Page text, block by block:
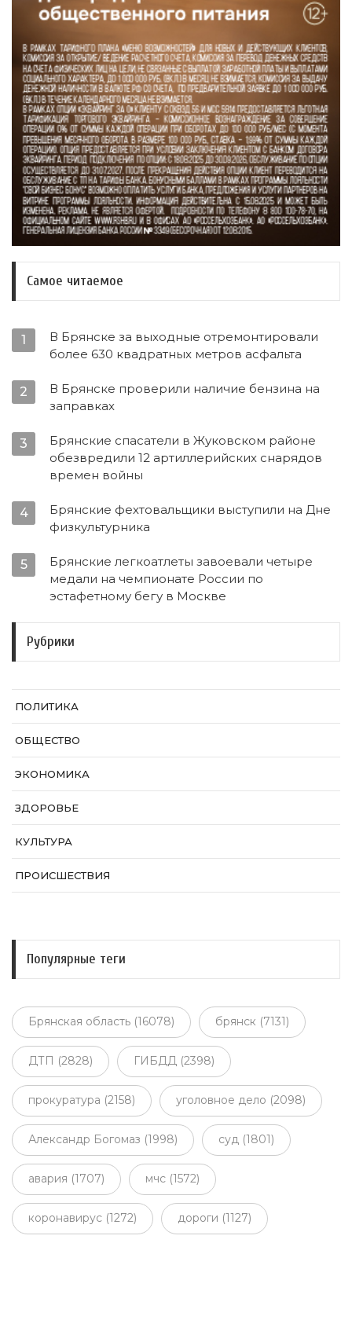
Самое читаемое
1
В Брянске за выходные отремонтировали
более 630 квадратных метров асфальта
2
В Брянске проверили наличие бензина на
заправках
3
Брянские спасатели в Жуковском районе
обезвредили 12 артиллерийских снарядов
времен войны
4
Брянские фехтовальщики выступили на Дне
физкультурника
5
Брянские легкоатлеты завоевали четыре
медали на чемпионате России по
эстафетному бегу в Москве
Рубрики
ПОЛИТИКА
ОБЩЕСТВО
ЭКОНОМИКА
ЗДОРОВЬЕ
КУЛЬТУРА
ПРОИСШЕСТВИЯ
Популярные теги
Брянская область (16078) брянск (7131)
ДТП (2828) ГИБДД (2398)
прокуратура (2158) уголовное дело (2098)
Александр Богомаз (1998) суд (1801)
авария (1707) мчс (1572)
коронавирус (1272) дороги (1127)